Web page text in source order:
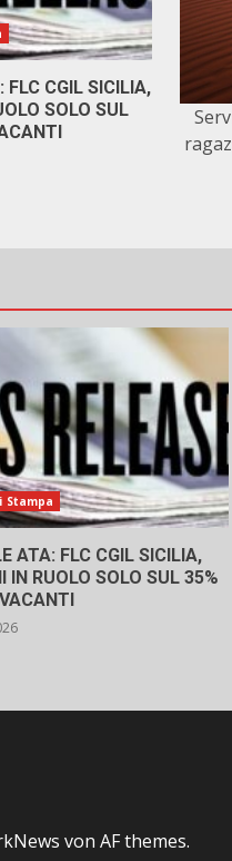
FLC CGIL SICILIA,
SOLO SUL
Stampa
ATA: FLC CGIL SICILIA,
IN RUOLO SOLO SUL 35%
von AF themes.